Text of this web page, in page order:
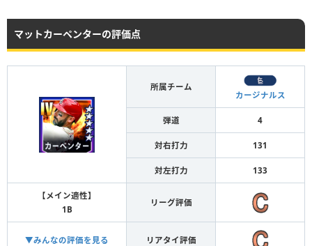
マットカーペンターの評価点
所属チーム
カージナルス
弾道 4
対右打力 131
対左打力 133
【メイン適性】
1B
リーグ評価
▼みんなの評価を見る リアタイ評価